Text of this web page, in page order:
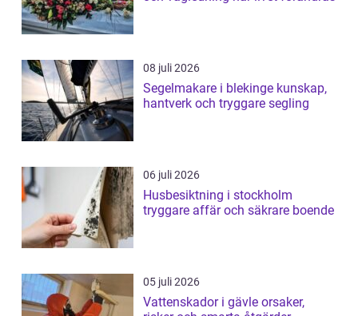
08 juli 2026
Segelmakare i blekinge kunskap,
hantverk och tryggare segling
06 juli 2026
Husbesiktning i stockholm
tryggare affär och säkrare boende
05 juli 2026
Vattenskador i gävle orsaker,